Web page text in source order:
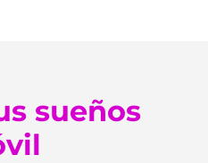
sueños